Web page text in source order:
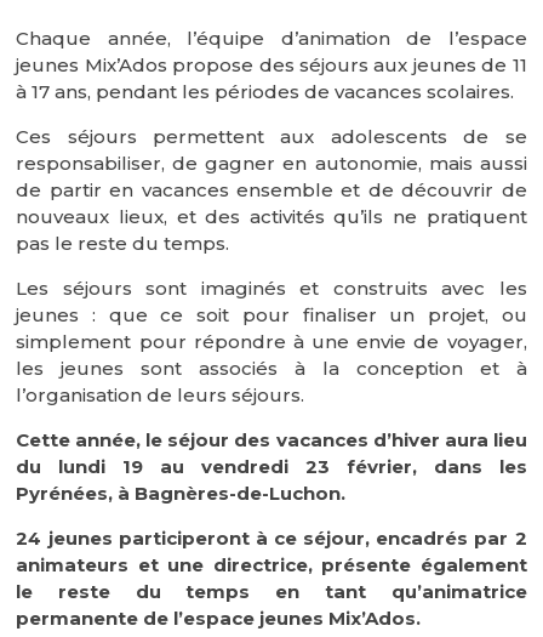
Chaque année, l’équipe d’animation de l’espace
jeunes Mix’Ados propose des séjours aux jeunes de 11
à 17 ans, pendant les périodes de vacances scolaires.
Ces séjours permettent aux adolescents de se
responsabiliser, de gagner en autonomie, mais aussi
de partir en vacances ensemble et de découvrir de
nouveaux lieux, et des activités qu’ils ne pratiquent
pas le reste du temps.
Les séjours sont imaginés et construits avec les
jeunes : que ce soit pour finaliser un projet, ou
simplement pour répondre à une envie de voyager,
les jeunes sont associés à la conception et à
l’organisation de leurs séjours.
Cette année, le séjour des vacances d’hiver aura lieu
du lundi 19 au vendredi 23 février, dans les
Pyrénées, à Bagnères-de-Luchon.
24 jeunes participeront à ce séjour, encadrés par 2
animateurs et une directrice, présente également
le reste du temps en tant qu’animatrice
permanente de l’espace jeunes Mix’Ados.